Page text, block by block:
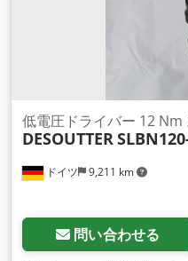
ドイツ 9,211 km
低電圧ドライバー 12 Nm
DESOUTTER
問い合わせる